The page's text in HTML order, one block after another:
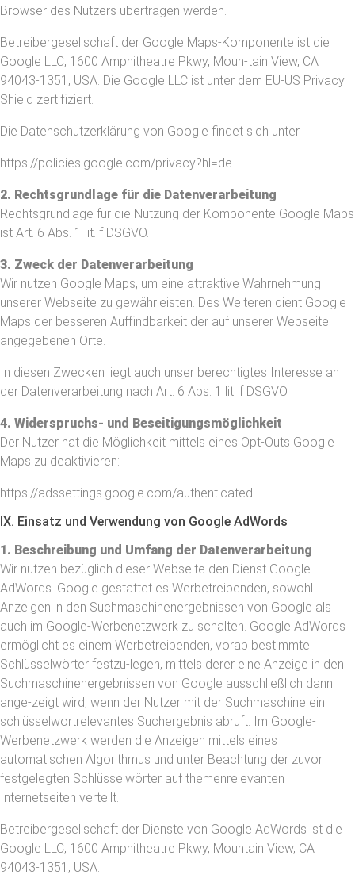
Browser des Nutzers übertragen werden.
Betreibergesellschaft der Google Maps-Komponente ist die
Google LLC, 1600 Amphitheatre Pkwy, Moun-tain View, CA
94043-1351, USA. Die Google LLC ist unter dem EU-US Privacy
Shield zertifiziert.
Die Datenschutzerklärung von Google findet sich unter
https://policies.google.com/privacy?hl=de.
2. Rechtsgrundlage für die Datenverarbeitung
Rechtsgrundlage für die Nutzung der Komponente Google Maps
ist Art. 6 Abs. 1 lit. f DSGVO.
3. Zweck der Datenverarbeitung
Wir nutzen Google Maps, um eine attraktive Wahrnehmung
unserer Webseite zu gewährleisten. Des Weiteren dient Google
Maps der besseren Auffindbarkeit der auf unserer Webseite
angegebenen Orte.
In diesen Zwecken liegt auch unser berechtigtes Interesse an
der Datenverarbeitung nach Art. 6 Abs. 1 lit. f DSGVO.
4. Widerspruchs- und Beseitigungsmöglichkeit
Der Nutzer hat die Möglichkeit mittels eines Opt-Outs Google
Maps zu deaktivieren:
https://adssettings.google.com/authenticated.
IX. Einsatz und Verwendung von Google AdWords
1. Beschreibung und Umfang der Datenverarbeitung
Wir nutzen bezüglich dieser Webseite den Dienst Google
AdWords. Google gestattet es Werbetreibenden, sowohl
Anzeigen in den Suchmaschinenergebnissen von Google als
auch im Google-Werbenetzwerk zu schalten. Google AdWords
ermöglicht es einem Werbetreibenden, vorab bestimmte
Schlüsselwörter festzu-legen, mittels derer eine Anzeige in den
Suchmaschinenergebnissen von Google ausschließlich dann
ange-zeigt wird, wenn der Nutzer mit der Suchmaschine ein
schlüsselwortrelevantes Suchergebnis abruft. Im Google-
Werbenetzwerk werden die Anzeigen mittels eines
automatischen Algorithmus und unter Beachtung der zuvor
festgelegten Schlüsselwörter auf themenrelevanten
Internetseiten verteilt.
Betreibergesellschaft der Dienste von Google AdWords ist die
Google LLC, 1600 Amphitheatre Pkwy, Mountain View, CA
94043-1351, USA.